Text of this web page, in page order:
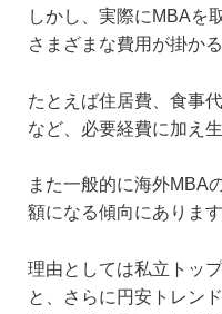
しかし、実際にMBAを
さまざまな費用が掛か
たとえば住居費、食事
など、必要経費に加え生
また一般的に海外MBA
額になる傾向にあります
理由としては私立トッ
と、さらに円安トレン